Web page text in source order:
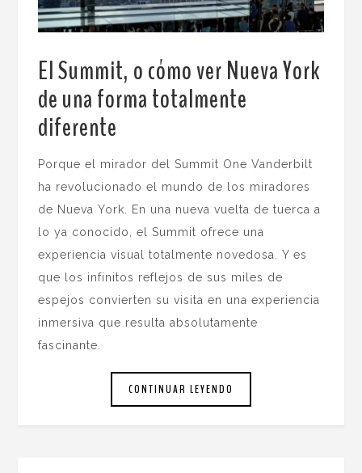
El Summit, o cómo ver Nueva York
de una forma totalmente
diferente
Porque el mirador del Summit One Vanderbilt
ha revolucionado el mundo de los miradores
de Nueva York. En una nueva vuelta de tuerca a
lo ya conocido, el Summit ofrece una
experiencia visual totalmente novedosa. Y es
que los infinitos reflejos de sus miles de
espejos convierten su visita en una experiencia
inmersiva que resulta absolutamente
fascinante.
CONTINUAR LEYENDO